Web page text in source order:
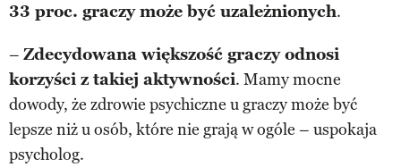
33 proc. graczy może być uzależnionych.
– Zdecydowana większość graczy odnosi
korzyści z takiej aktywności. Mamy mocne
dowody, że zdrowie psychiczne u graczy może być
lepsze niż u osób, które nie grają w ogóle – uspokaja
psycholog.